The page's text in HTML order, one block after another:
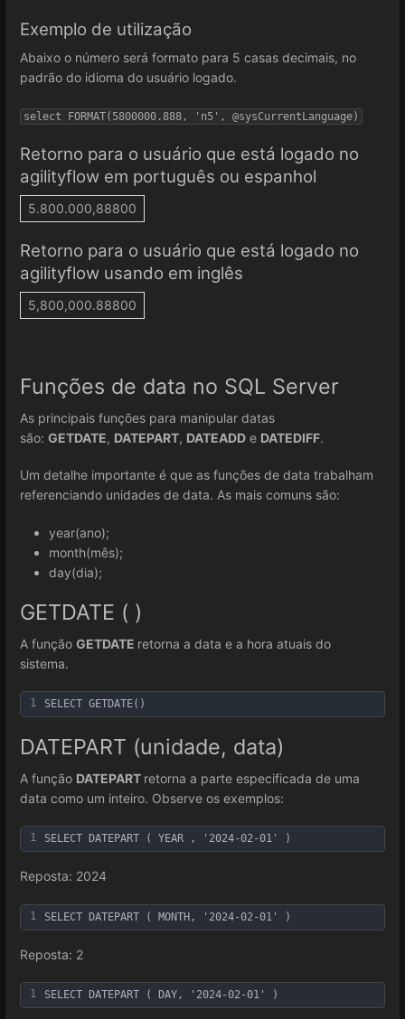
Exemplo de utilização
Abaixo o número será formato para 5 casas decimais, no
padrão do idioma do usuário logado.
select FORMAT(5800000.888, 'n5', @sysCurrentLanguage)
Retorno para o usuário que está logado no
agilityflow em português ou espanhol
5.800.000,88800
Retorno para o usuário que está logado no
agilityflow usando em inglês
5,800,000.88800
Funções de data no SQL Server
As principais funções para manipular datas
são: GETDATE, DATEPART, DATEADD e DATEDIFF.
Um detalhe importante é que as funções de data trabalham
referenciando unidades de data. As mais comuns são:
year(ano);
month(mês);
day(dia);
GETDATE ( )
A função GETDATE retorna a data e a hora atuais do
sistema.
1 SELECT GETDATE()
DATEPART (unidade, data)
A função DATEPART retorna a parte especificada de uma
data como um inteiro. Observe os exemplos:
1 SELECT DATEPART ( YEAR , '2024-02-01' )
Reposta: 2024
1 SELECT DATEPART ( MONTH, '2024-02-01' )
Reposta: 2
1 SELECT DATEPART ( DAY, '2024-02-01' )